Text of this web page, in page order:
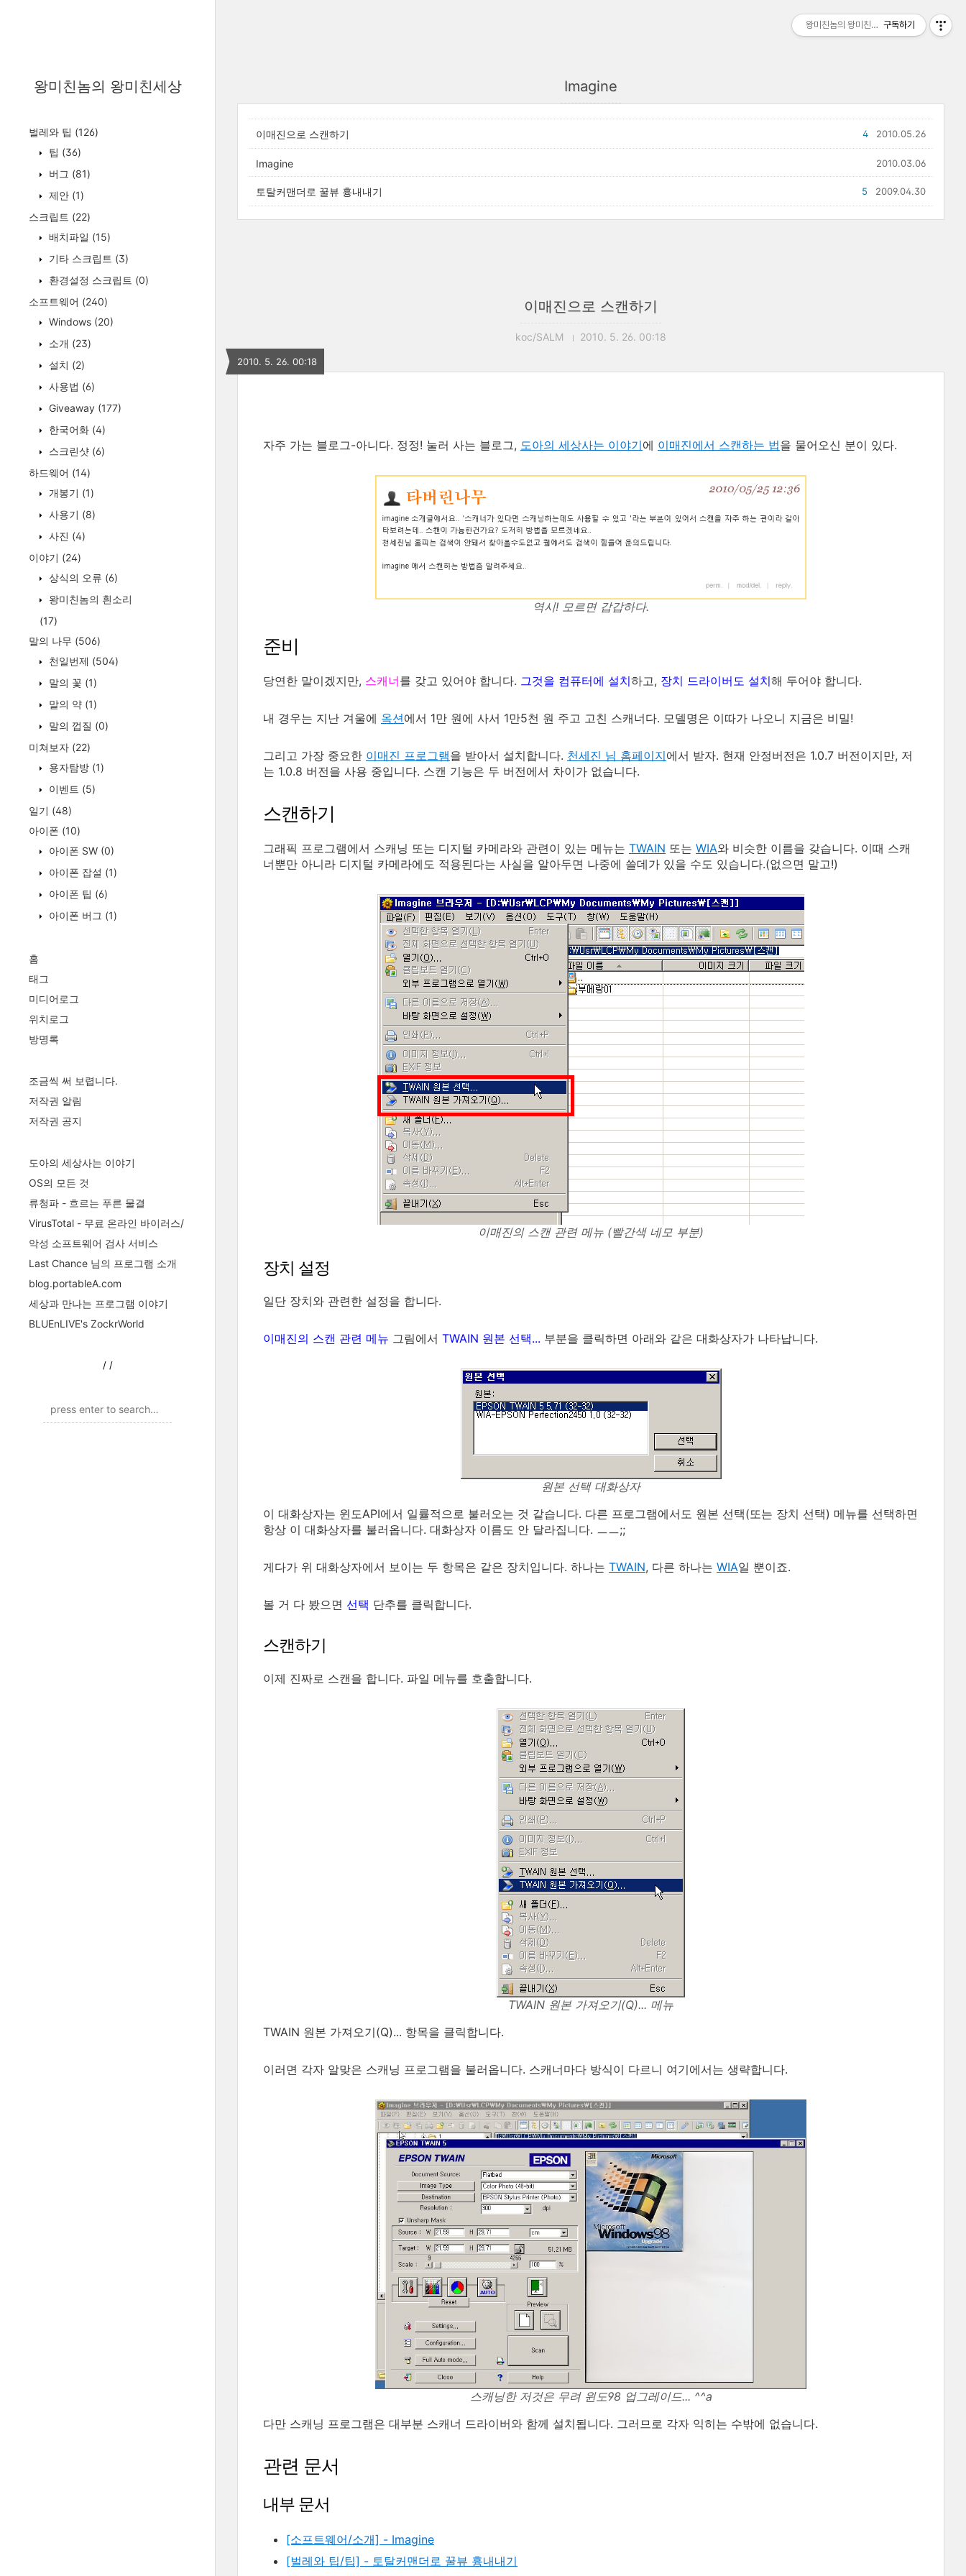
왕미친놈의 왕미친세상
벌레와 팁 (126)
팁 (36)
버그 (81)
제안 (1)
스크립트 (22)
배치파일 (15)
기타 스크립트 (3)
환경설정 스크립트 (0)
소프트웨어 (240)
Windows (20)
소개 (23)
설치 (2)
사용법 (6)
Giveaway (177)
한국어화 (4)
스크린샷 (6)
하드웨어 (14)
개봉기 (1)
사용기 (8)
사진 (4)
이야기 (24)
상식의 오류 (6)
왕미친놈의 흰소리
(17)
말의 나무 (506)
천일번제 (504)
말의 꽃 (1)
말의 약 (1)
말의 껍질 (0)
미쳐보자 (22)
용자탐방 (1)
이벤트 (5)
일기 (48)
아이폰 (10)
아이폰 SW (0)
아이폰 잡설 (1)
아이폰 팁 (6)
아이폰 버그 (1)
홈
태그
미디어로그
위치로그
방명록
조금씩 써 보렵니다.
저작권 알림
저작권 공지
도아의 세상사는 이야기
OS의 모든 것
류청파 - 흐르는 푸른 물결
VirusTotal - 무료 온라인 바이러스/
악성 소프트웨어 검사 서비스
Last Chance 님의 프로그램 소개
blog.portableA.com
세상과 만나는 프로그램 이야기
BLUEnLIVE's ZockrWorld
/ /
Imagine
이매진으로 스캔하기 2010.05.26
4
Imagine 2010.03.06
토탈커맨더로 꿀뷰 흉내내기 2009.04.30
5
이매진으로 스캔하기
koc/SALM 2010. 5. 26. 00:18
2010. 5. 26. 00:18
자주 가는 블로그-아니다. 정정! 눌러 사는 블로그, 도아의 세상사는 이야기에 이매진에서 스캔하는 법을 물어오신 분이 있다.
역시! 모르면 갑갑하다.
준비
당연한 말이겠지만, 스캐너를 갖고 있어야 합니다. 그것을 컴퓨터에 설치하고, 장치 드라이버도 설치해 두어야 합니다.
내 경우는 지난 겨울에 옥션에서 1만 원에 사서 1만5천 원 주고 고친 스캐너다. 모델명은 이따가 나오니 지금은 비밀!
그리고 가장 중요한 이매진 프로그램을 받아서 설치합니다. 천세진 님 홈페이지에서 받자. 현재 안정버전은 1.0.7 버전이지만, 저
는 1.0.8 버전을 사용 중입니다. 스캔 기능은 두 버전에서 차이가 없습니다.
스캔하기
그래픽 프로그램에서 스캐닝 또는 디지털 카메라와 관련이 있는 메뉴는 TWAIN 또는 WIA와 비슷한 이름을 갖습니다. 이때 스캐
너뿐만 아니라 디지털 카메라에도 적용된다는 사실을 알아두면 나중에 쓸데가 있을 수도 있습니다.(없으면 말고!)
이매진의 스캔 관련 메뉴 (빨간색 네모 부분)
장치 설정
일단 장치와 관련한 설정을 합니다.
이매진의 스캔 관련 메뉴 그림에서 TWAIN 원본 선택... 부분을 클릭하면 아래와 같은 대화상자가 나타납니다.
원본 선택 대화상자
이 대화상자는 윈도API에서 일률적으로 불러오는 것 같습니다. 다른 프로그램에서도 원본 선택(또는 장치 선택) 메뉴를 선택하면
항상 이 대화상자를 불러옵니다. 대화상자 이름도 안 달라집니다. ㅡㅡ;;
게다가 위 대화상자에서 보이는 두 항목은 같은 장치입니다. 하나는 TWAIN, 다른 하나는 WIA일 뿐이죠.
볼 거 다 봤으면 선택 단추를 클릭합니다.
스캔하기
이제 진짜로 스캔을 합니다. 파일 메뉴를 호출합니다.
TWAIN 원본 가져오기(Q)... 메뉴
TWAIN 원본 가져오기(Q)... 항목을 클릭합니다.
이러면 각자 알맞은 스캐닝 프로그램을 불러옵니다. 스캐너마다 방식이 다르니 여기에서는 생략합니다.
스캐닝한 저것은 무려 윈도98 업그레이드... ^^a
다만 스캐닝 프로그램은 대부분 스캐너 드라이버와 함께 설치됩니다. 그러므로 각자 익히는 수밖에 없습니다.
관련 문서
내부 문서
[소프트웨어/소개] - Imagine
[벌레와 팁/팁] - 토탈커맨더로 꿀뷰 흉내내기
왕미친놈의 왕미친세상구독하기